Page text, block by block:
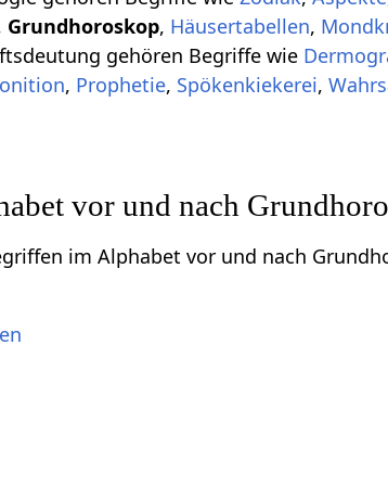
Grundhoroskop, Häusertabellen,
gehören Begriffe wie
, Prophetie, Spökenkiekerei,
vor und nach
im Alphabet vor und nach